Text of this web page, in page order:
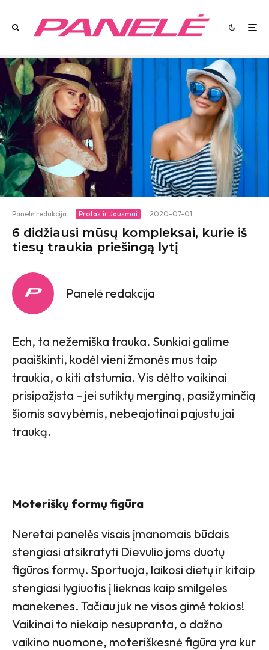
Panelė redakcija · Protas ir Jausmai · 2020-07-01
6 didžiausi mūsų kompleksai, kurie iš
tiesų traukia priešingą lytį
Panelė redakcija
Ech, ta nežemiška trauka. Sunkiai galime
paaiškinti, kodėl vieni žmonės mus taip
traukia, o kiti atstumia. Vis dėlto vaikinai
prisipažįsta – jei sutiktų merginą, pasižyminčią
šiomis savybėmis, nebeajotinai pajustu jai
trauką.
Moteriškų formų figūra
Neretai panelės visais įmanomais būdais
stengiasi atsikratyti Dievulio joms duotų
figūros formų. Sportuoja, laikosi dietų ir kitaip
stengiasi lygiuotis į lieknas kaip smilgeles
manekenes. Tačiau juk ne visos gimė tokios!
Vaikinai to niekaip nesupranta, o dažno
vaikino nuomone, moteriškesnė figūra yra kur